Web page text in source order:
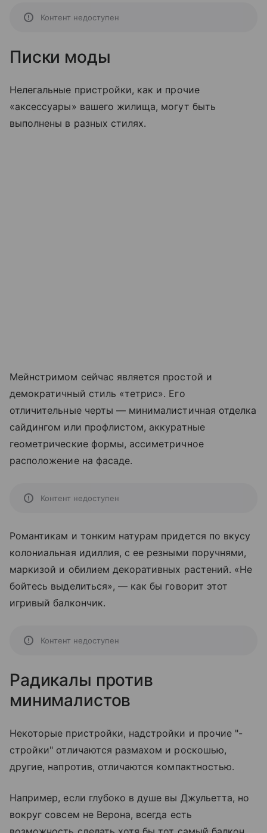
Контент недоступен
Писки моды
Нелегальные пристройки, как и прочие
«аксессуары» вашего жилища, могут быть
выполнены в разных стилях.
Мейнстримом сейчас является простой и
демократичный стиль «тетрис». Его
отличительные черты — минималистичная отделка
сайдингом или профлистом, аккуратные
геометрические формы, ассиметричное
расположение на фасаде.
Контент недоступен
Романтикам и тонким натурам придется по вкусу
колониальная идиллия, с ее резными поручнями,
маркизой и обилием декоративных растений. «Не
бойтесь выделиться», — как бы говорит этот
игривый балкончик.
Контент недоступен
Радикалы против
минималистов
Некоторые пристройки, надстройки и прочие "-
стройки" отличаются размахом и роскошью,
другие, напротив, отличаются компактностью.
Например, если глубоко в душе вы Джульетта, но
вокруг совсем не Верона, всегда есть